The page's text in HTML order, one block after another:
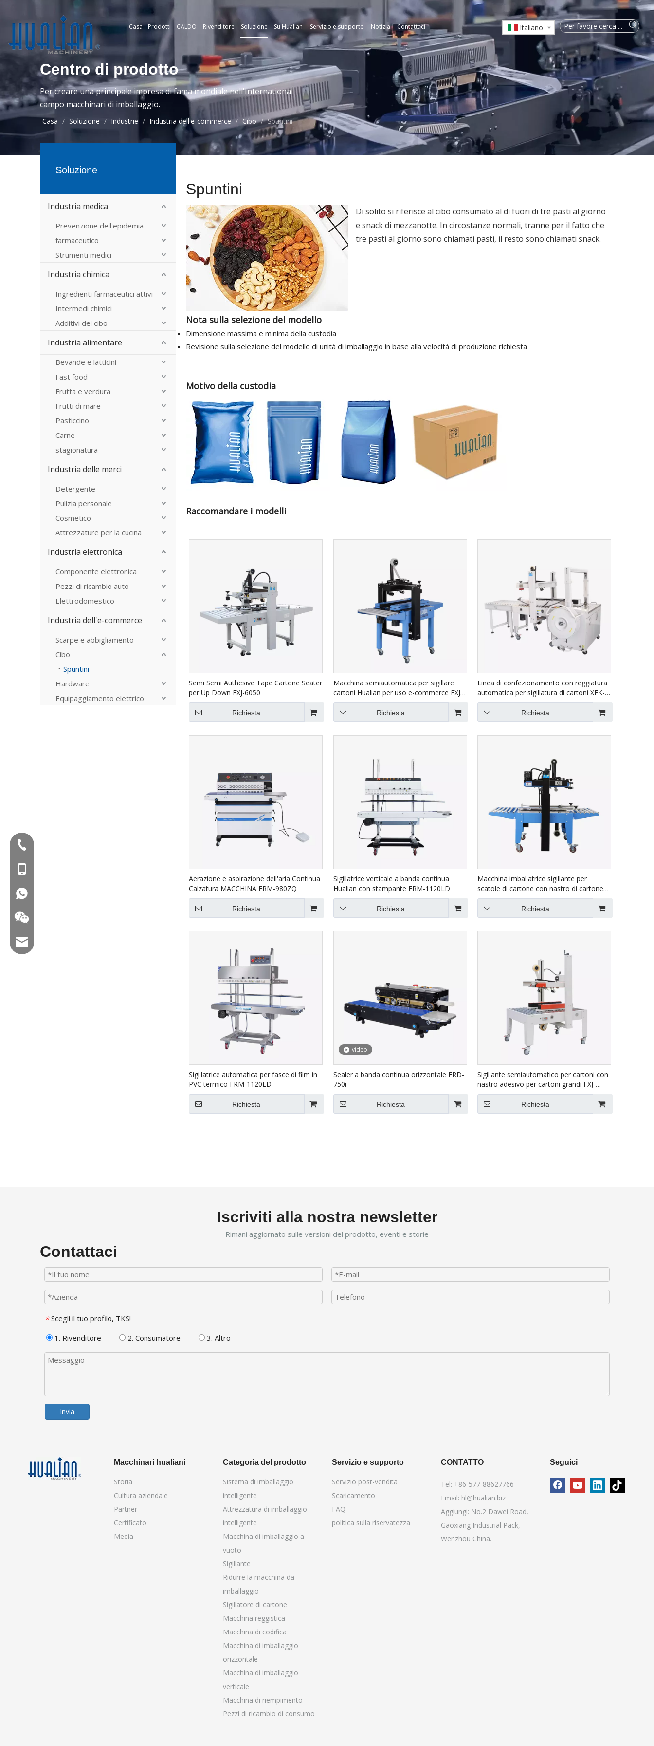
Casa Prodotti CALDO Rivenditore Soluzione Su Hualian Servizio e supporto Notizia Contattaci Italiano
Centro di prodotto
Per creare una principale impresa di fama mondiale nell'International
campo macchinari di imballaggio.
Casa / Soluzione / Industrie / Industria dell'e-commerce / Cibo / Spuntini
Soluzione
Industria medica
Prevenzione dell'epidemia
farmaceutico
Strumenti medici
Industria chimica
Ingredienti farmaceutici attivi
Intermedi chimici
Additivi del cibo
Industria alimentare
Bevande e latticini
Fast food
Frutta e verdura
Frutti di mare
Pasticcino
Carne
stagionatura
Industria delle merci
Detergente
Pulizia personale
Cosmetico
Attrezzature per la cucina
Industria elettronica
Componente elettronica
Pezzi di ricambio auto
Elettrodomestico
Industria dell'e-commerce
Scarpe e abbigliamento
Cibo
Spuntini
Hardware
Equipaggiamento elettrico
Spuntini
Di solito si riferisce al cibo consumato al di fuori di tre pasti al giorno
e snack di mezzanotte. In circostanze normali, tranne per il fatto che
tre pasti al giorno sono chiamati pasti, il resto sono chiamati snack.
Nota sulla selezione del modello
Dimensione massima e minima della custodia
Revisione sulla selezione del modello di unità di imballaggio in base alla velocità di produzione richiesta
Motivo della custodia
Raccomandare i modelli
Semi Semi Authesive Tape Cartone Seater
per Up Down FXJ-6050
Richiesta
Macchina semiautomatica per sigillare
cartoni Hualian per uso e-commerce FXJ-
4030A
Richiesta
Linea di confezionamento con reggiatura
automatica per sigillatura di cartoni XFK-
1C
Richiesta
Aerazione e aspirazione dell'aria Continua
Calzatura MACCHINA FRM-980ZQ
Richiesta
Sigillatrice verticale a banda continua
Hualian con stampante FRM-1120LD
Richiesta
Macchina imballatrice sigillante per
scatole di cartone con nastro di cartone
per stampante Hualian Ink Jet FXJ-6050C
Richiesta
Sigillatrice automatica per fasce di film in
PVC termico FRM-1120LD
Richiesta
video
Sealer a banda continua orizzontale FRD-
750i
Richiesta
Sigillante semiautomatico per cartoni con
nastro adesivo per cartoni grandi FXJ-
8070B
Richiesta
Iscriviti alla nostra newsletter
Rimani aggiornato sulle versioni del prodotto, eventi e storie
Contattaci
* Scegli il tuo profilo, TKS!
1. Rivenditore
2. Consumatore 3. Altro
Invia
Macchinari hualiani
Storia
Cultura aziendale
Partner
Certificato
Media
Categoria del prodotto
Sistema di imballaggio
intelligente
Attrezzatura di imballaggio
intelligente
Macchina di imballaggio a
vuoto
Sigillante
Ridurre la macchina da
imballaggio
Sigillatore di cartone
Macchina reggistica
Macchina di codifica
Macchina di imballaggio
orizzontale
Macchina di imballaggio
verticale
Macchina di riempimento
Pezzi di ricambio di consumo
Servizio e supporto
Servizio post-vendita
Scaricamento
FAQ
politica sulla riservatezza
CONTATTO
Tel: +86-577-88627766
Email: hl@hualian.biz
Aggiungi: No.2 Dawei Road,
Gaoxiang Industrial Pack,
Wenzhou China.
Seguici